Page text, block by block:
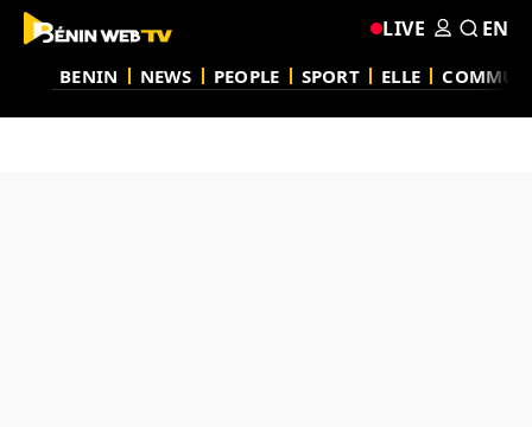
BENIN NEWS PEOPLE SPORT ELLE
LIVE EN